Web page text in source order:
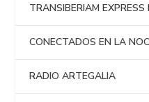
TRANSIBERIAM EXPRESS
CONECTADOS EN LA
RADIO ARTEGALIA